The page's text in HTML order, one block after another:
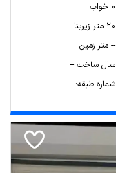
0 خواب
20 متر زیربنا
-- متر زمین
سال ساخت --
شماره طبقه: --